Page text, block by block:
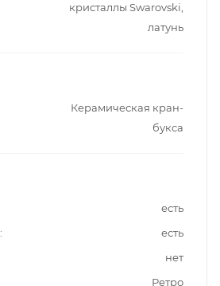
кристаллы Swarovski,
латунь
Керамическая кран-
букса
есть
есть
нет
Ретро